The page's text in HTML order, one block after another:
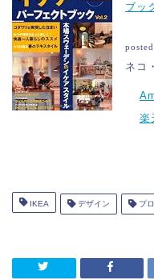
ブッ
ネコ
楽
IKEA デザイン プ